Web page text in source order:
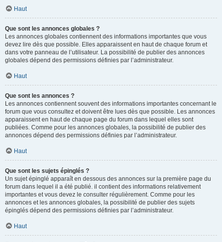
Haut
Que sont les annonces globales ?
Les annonces globales contiennent des informations importantes que vous
devez lire dès que possible. Elles apparaissent en haut de chaque forum et
dans votre panneau de l’utilisateur. La possibilité de publier des annonces
globales dépend des permissions définies par l’administrateur.
Haut
Que sont les annonces ?
Les annonces contiennent souvent des informations importantes concernant le
forum que vous consultez et doivent être lues dès que possible. Les annonces
apparaissent en haut de chaque page du forum dans lequel elles sont
publiées. Comme pour les annonces globales, la possibilité de publier des
annonces dépend des permissions définies par l’administrateur.
Haut
Que sont les sujets épinglés ?
Un sujet épinglé apparaît en dessous des annonces sur la première page du
forum dans lequel il a été publié. il contient des informations relativement
importantes et vous devez le consulter régulièrement. Comme pour les
annonces et les annonces globales, la possibilité de publier des sujets
épinglés dépend des permissions définies par l’administrateur.
Haut